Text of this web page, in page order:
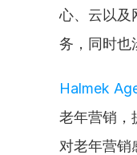
心、云以及
务，同时也
Halmek
老年营销，
对老年营销